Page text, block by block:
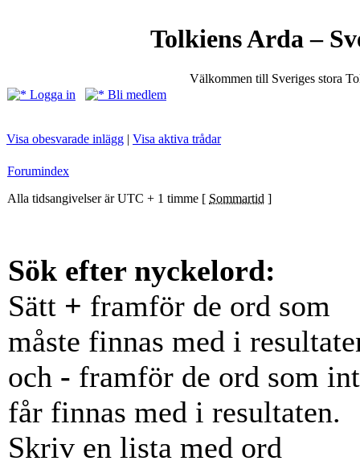
Tolkiens Arda –
Välkommen till Sveriges stora
Logga in
Bli medlem
Visa obesvarade inlägg | Visa aktiva trådar
Forumindex
Alla tidsangivelser är UTC + 1 timme [ Sommartid ]
Sök efter nyckelord:
Sätt + framför de ord som
måste finnas med i
och - framför de ord som
får finnas med i resultaten.
Skriv en lista med ord